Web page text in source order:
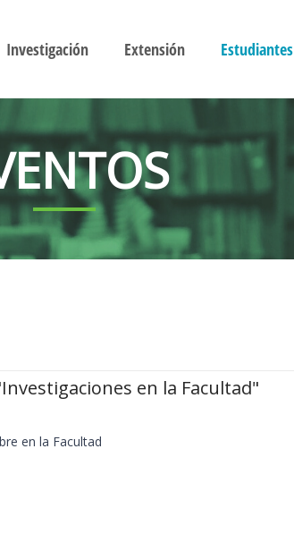
Investigación Extensión Estudiantes
en la Facultad"
en la Facultad